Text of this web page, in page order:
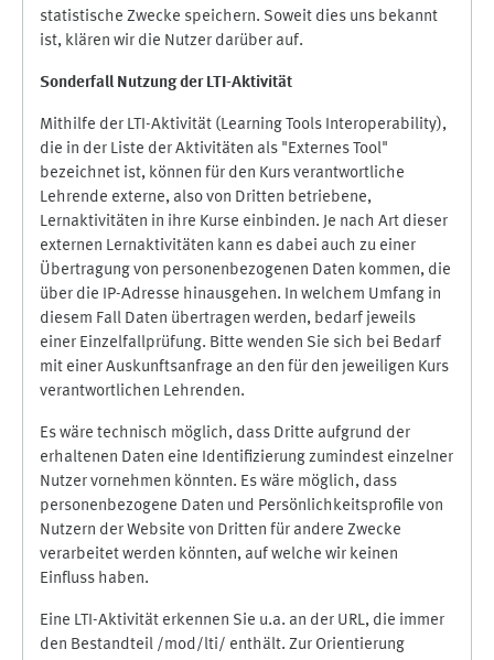
statistische Zwecke speichern. Soweit dies uns bekannt
ist, klären wir die Nutzer darüber auf.
Sonderfall Nutzung der LTI-Aktivität
Mithilfe der LTI-Aktivität (Learning Tools Interoperability),
die in der Liste der Aktivitäten als "Externes Tool"
bezeichnet ist, können für den Kurs verantwortliche
Lehrende externe, also von Dritten betriebene,
Lernaktivitäten in ihre Kurse einbinden. Je nach Art dieser
externen Lernaktivitäten kann es dabei auch zu einer
Übertragung von personenbezogenen Daten kommen, die
über die IP-Adresse hinausgehen. In welchem Umfang in
diesem Fall Daten übertragen werden, bedarf jeweils
einer Einzelfallprüfung. Bitte wenden Sie sich bei Bedarf
mit einer Auskunftsanfrage an den für den jeweiligen Kurs
verantwortlichen Lehrenden.
Es wäre technisch möglich, dass Dritte aufgrund der
erhaltenen Daten eine Identifizierung zumindest einzelner
Nutzer vornehmen könnten. Es wäre möglich, dass
personenbezogene Daten und Persönlichkeitsprofile von
Nutzern der Website von Dritten für andere Zwecke
verarbeitet werden könnten, auf welche wir keinen
Einfluss haben.
Eine LTI-Aktivität erkennen Sie u.a. an der URL, die immer
den Bestandteil /mod/lti/ enthält. Zur Orientierung